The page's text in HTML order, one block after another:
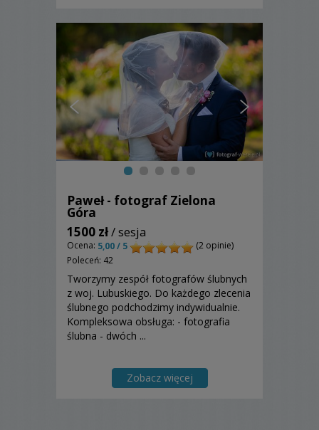
Paweł - fotograf Zielona
Góra
1500 zł/ sesja
Ocena: 5,00 / 5
(2 opinie)
Poleceń: 42
Tworzymy zespół fotografów ślubnych
z woj. Lubuskiego. Do każdego zlecenia
ślubnego podchodzimy indywidualnie.
Kompleksowa obsługa: - fotografia
ślubna - dwóch ...
Zobacz więcej